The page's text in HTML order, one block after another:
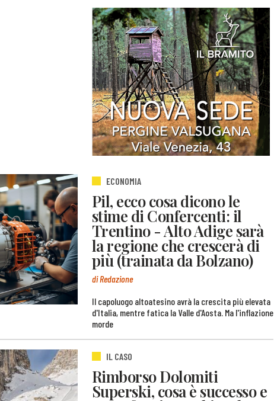
ECONOMIA
Pil, ecco cosa dicono le
stime di Confercenti: il
Trentino - Alto Adige sarà
la regione che crescerà di
più (trainata da Bolzano)
di Redazione
Il capoluogo altoatesino avrà la crescita più elevata
d'Italia, mentre fatica la Valle d'Aosta. Ma l'inflazione
morde
IL CASO
Rimborso Dolomiti
Superski, cosa è successo e